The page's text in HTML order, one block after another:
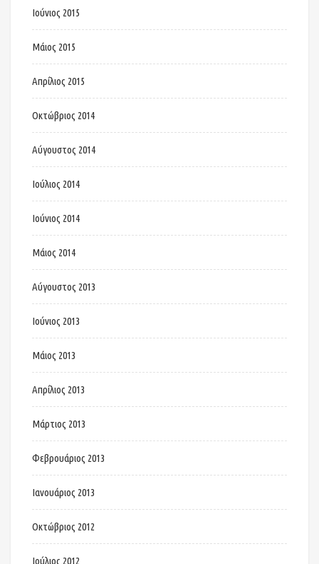
Ιούνιος 2015
Μάιος 2015
Απρίλιος 2015
Οκτώβριος 2014
Αύγουστος 2014
Ιούλιος 2014
Ιούνιος 2014
Μάιος 2014
Αύγουστος 2013
Ιούνιος 2013
Μάιος 2013
Απρίλιος 2013
Μάρτιος 2013
Φεβρουάριος 2013
Ιανουάριος 2013
Οκτώβριος 2012
Ιούλιος 2012